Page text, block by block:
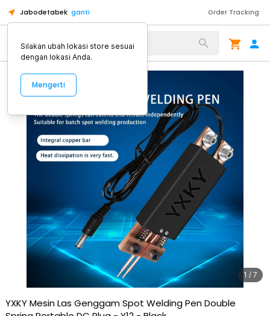
Jabodetabek ganti Order Tracking
Alat Kopi
1 / 7
YXKY Mesin Las Genggam Spot Welding Pen Double
Silakan ubah lokasi store sesuai
dengan lokasi Anda.
Mengerti